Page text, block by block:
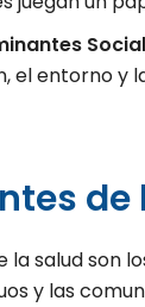
el entorno y
de
la salud son
y las